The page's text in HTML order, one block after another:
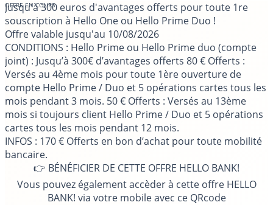
Jusqu'à 300 euros d'avantages offerts pour toute 1re
souscription à Hello One ou Hello Prime Duo !
Offre valable jusqu'au 10/08/2026
CONDITIONS : Hello Prime ou Hello Prime duo (compte
joint) : Jusqu’à 300€ d’avantages offerts 80 € Offerts :
Versés au 4ème mois pour toute 1ère ouverture de
compte Hello Prime / Duo et 5 opérations cartes tous les
mois pendant 3 mois. 50 € Offerts : Versés au 13ème
mois si toujours client Hello Prime / Duo et 5 opérations
cartes tous les mois pendant 12 mois.
INFOS : 170 € Offerts en bon d’achat pour toute mobilité
bancaire.
👉 BÉNÉFICIER DE CETTE OFFRE HELLO BANK!
Vous pouvez également accèder à cette offre HELLO
BANK! via votre mobile avec ce QRcode